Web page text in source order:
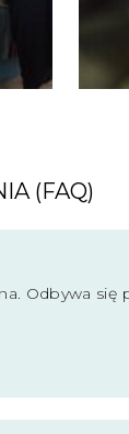
(FAQ)
Odbywa